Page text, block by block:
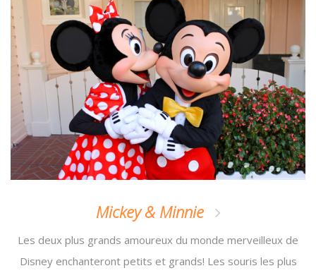
Mickey & Minnie
Les deux plus grands amoureux du monde merveilleux de
Disney enchanteront petits et grands! Les souris les plus